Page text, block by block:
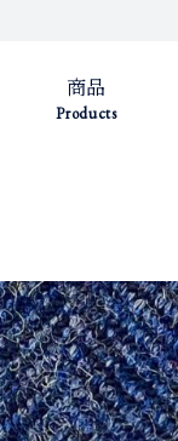
商品
Products